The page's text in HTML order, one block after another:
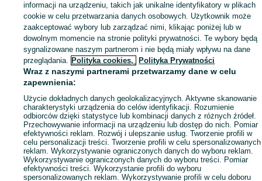
Mapa ministron
Popularne wyszukiwania
informacji na urządzeniu, takich jak unikalne identyfikatory w plikach
cookie w celu przetwarzania danych osobowych. Użytkownik może
zaakceptować wybory lub zarządzać nimi, klikając poniżej lub w
dowolnym momencie na stronie polityki prywatności. Te wybory będą
sygnalizowane naszym partnerom i nie będą miały wpływu na dane
przeglądania. Polityka cookies, Polityka Prywatności
Wraz z naszymi partnerami przetwarzamy dane w celu
zapewnienia:
Użycie dokładnych danych geolokalizacyjnych. Aktywne skanowanie
charakterystyki urządzenia do celów identyfikacji. Rozumienie
odbiorców dzięki statystyce lub kombinacji danych z różnych źródeł.
Przechowywanie informacji na urządzeniu lub dostęp do nich. Pomiar
efektywności reklam. Rozwój i ulepszanie usług. Tworzenie profili w
celu personalizacji treści. Tworzenie profili w celu spersonalizowanych
reklam. Wykorzystywanie ograniczonych danych do wyboru reklam.
Wykorzystywanie ograniczonych danych do wyboru treści. Pomiar
efektywności treści. Wykorzystanie profili do wyboru
spersonalizowanych reklam. Wykorzystywanie profili w celu doboru